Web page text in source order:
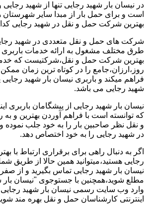
در نیسان بار شهید رجایی تنها از شهید
است و برای حمل بار از مبدا سایر
بهترین شرکت حمل و نقل در شهید رجایی
شرکت های حمل و نقل متعددی در شهید
طرق مختلف مشغول به ارائه خدمات باربری
بهترین شرکت حمل و نقل،شرکتیست که
روز،ارزان،جامع را در کوتاه ترین زمان
فراهم میکند و باربری نیسان بار شهید رجایی
شهید رجایی می باشد.
نیسان بار شهید رجایی از پیشگامان باربری
که توانسته است با فراهم آوردن بهترین و
و نقل نظر صاحبین بار را به خود جلب نموده و
در شهید رجایی را به خود اختصاص دهد.
اگر به دنبال راهی برای برقراری ارتباط با
رجایی هستید،میتوانید همین حالا از طریق
نیسان بار شهید رجایی تماس بگیرید و از
مطلع شوید،همچنین با جستوجوی "نیسان بار
وارد وب سایت رسمی نیسان بار شهید
اینترنتی کارشناسان حمل و نقل بهره مند